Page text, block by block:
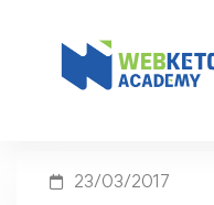
23/03/2017